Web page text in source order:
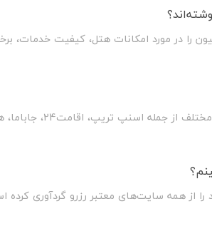
را در مورد امکانات هتل، کیفیت خدمات،
سلطان سفر با مقایسه
از همه سایت‌های معتبر رزرو گردآوری کرده